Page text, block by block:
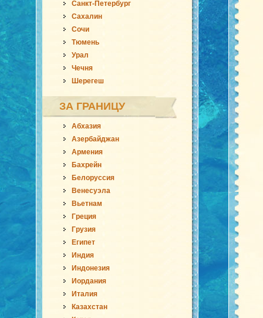
Санкт-Петербург
Сахалин
Сочи
Тюмень
Урал
Чечня
Шерегеш
ЗА ГРАНИЦУ
Абхазия
Азербайджан
Армения
Бахрейн
Белоруссия
Венесуэла
Вьетнам
Греция
Грузия
Египет
Индия
Индонезия
Иордания
Италия
Казахстан